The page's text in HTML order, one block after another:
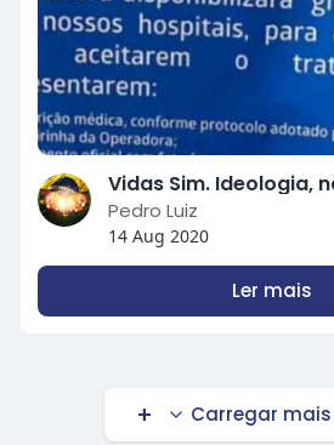
Vidas Sim. Ideologia,
Pedro Luiz
14 Aug 2020
Ler mais
Carregar